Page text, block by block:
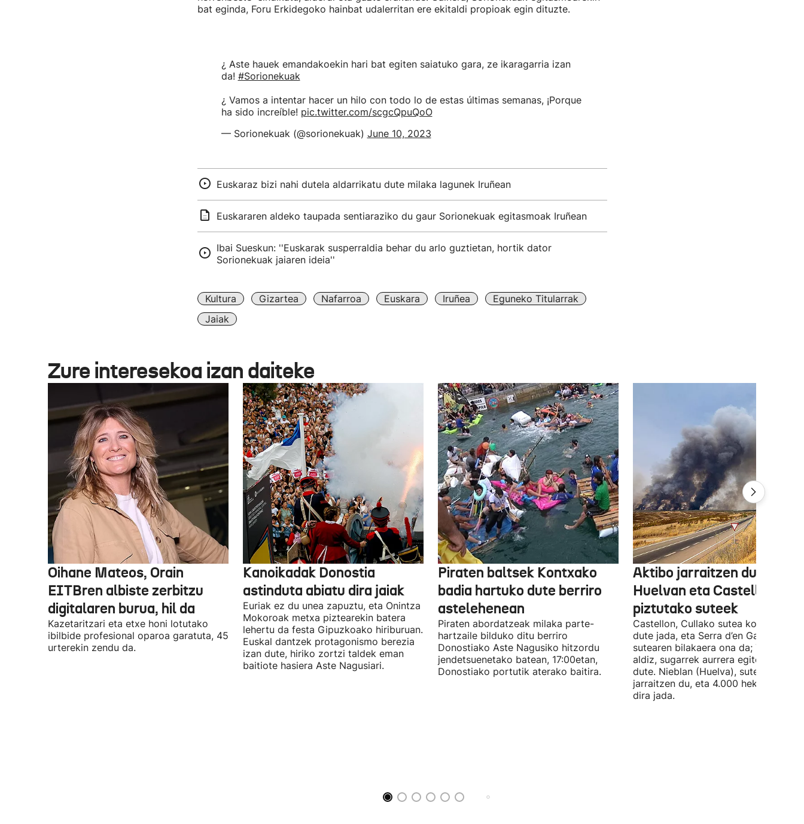
bat eginda, Foru Erkidegoko hainbat udalerritan ere ekitaldi propioak egin dituzte.
¿ Aste hauek emandakoekin hari bat egiten saiatuko gara, ze ikaragarria izan
da! #Sorionekuak
¿ Vamos a intentar hacer un hilo con todo lo de estas últimas semanas, ¡Porque
ha sido increíble! pic.twitter.com/scgcQpuQoO
— Sorionekuak (@sorionekuak) June 10, 2023
Euskaraz bizi nahi dutela aldarrikatu dute milaka lagunek Iruñean
Euskararen aldeko taupada sentiaraziko du gaur Sorionekuak egitasmoak Iruñean
Ibai Sueskun: ''Euskarak susperraldia behar du arlo guztietan, hortik dator
Sorionekuak jaiaren ideia''
Kultura Gizartea Nafarroa Euskara Iruñea
Eguneko Titularrak
Jaiak
Zure interesekoa izan daiteke
Oihane Mateos, Orain
EITBren albiste zerbitzu
digitalaren burua, hil da
Kazetaritzari eta etxe honi lotutako
ibilbide profesional oparoa garatuta, 45
urterekin zendu da.
Kanoikadak Donostia
astinduta abiatu dira jaiak
Euriak ez du unea zapuztu, eta Onintza
Mokoroak metxa piztearekin batera
lehertu da festa Gipuzkoako hiriburuan.
Euskal dantzek protagonismo berezia
izan dute, hiriko zortzi taldek eman
baitiote hasiera Aste Nagusiari.
Piraten baltsek Kontxako
badia hartuko dute berriro
astelehenean
Piraten abordatzeak milaka parte-
hartzaile bilduko ditu berriro
Donostiako Aste Nagusiko hitzordu
jendetsuenetako batean, 17:00etan,
Donostiako portutik aterako baitira.
Aktibo jarraitzen dute
Huelvan eta Castellon
piztutako suteek
Castellon, Cullako sutea kontrolpean
dute jada, eta Serra d’en Galcerango
sutearen bilakaera ona da; Tirigen,
aldiz, sugarrek aurrera egiten
dute. Nieblan (Huelva), suteak aktibo
jarraitzen du, eta 4.000 hektarea erre
dira jada.